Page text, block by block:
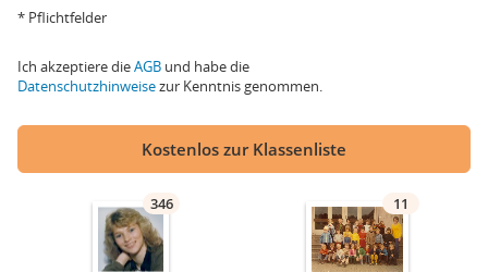
* Pflichtfelder
Ich akzeptiere dieAGB und habe die
Datenschutzhinweisezur Kenntnis genommen.
Kostenlos zur Klassenliste
346 11